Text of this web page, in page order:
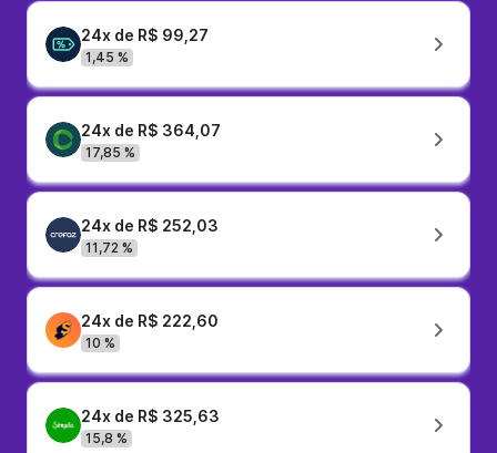
24x de R$ 99,27
1,45 %
24x de R$ 364,07
17,85 %
24x de R$ 252,03
11,72 %
24x de R$ 222,60
10 %
24x de R$ 325,63
15,8 %